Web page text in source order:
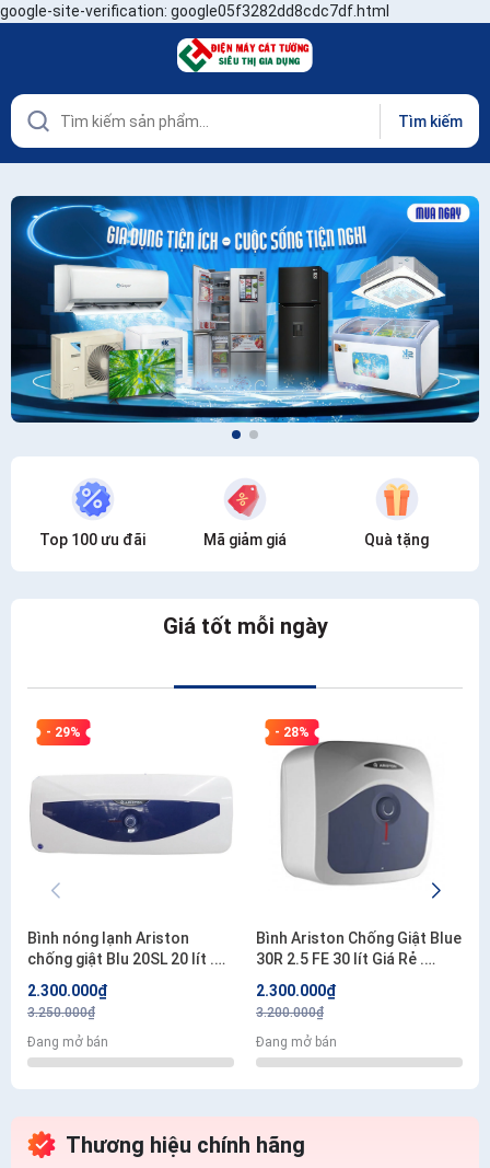
google-site-verification: google05f3282dd8cdc7df.html
Tìm kiếm
Top 100 ưu đãi Mã giảm giá Quà tặng
Giá tốt mỗi ngày
- 29%
Bình nóng lạnh Ariston
chống giật Blu 20SL 20 lít .
2.300.000₫
3.250.000₫
Đang mở bán
- 28%
Bình Ariston Chống Giật Blue
30R 2.5 FE 30 lít Giá Rẻ .
2.300.000₫
3.200.000₫
Đang mở bán
Thương hiệu chính hãng